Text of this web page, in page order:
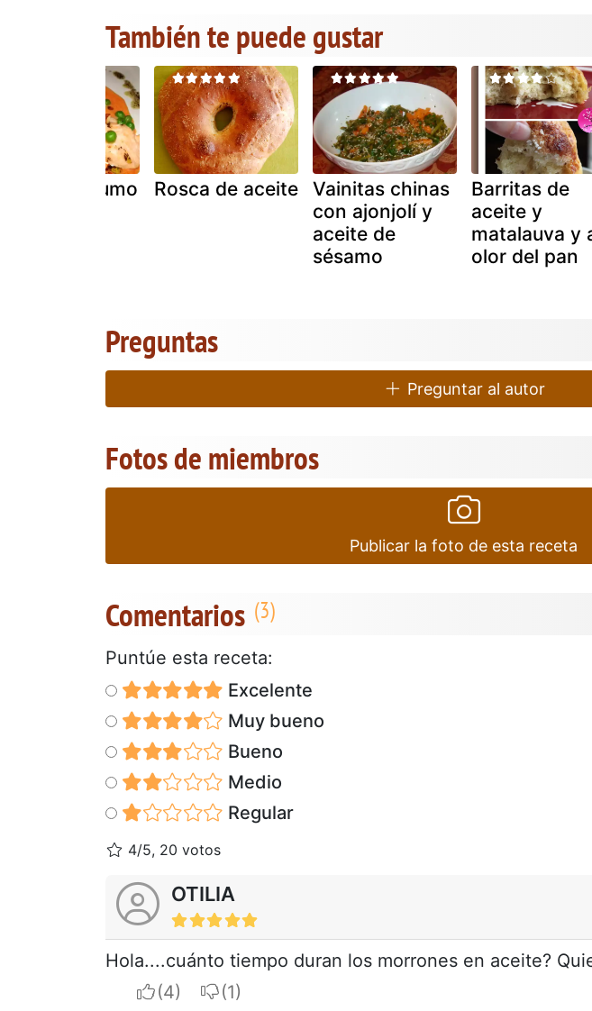
También te puede gustar
de humo Rosca de aceite
Vainitas chinas
con ajonjolí y
aceite de
sésamo
Barritas de
aceite y
matalauva y
olor del pan
Preguntas
Preguntar al autor
Fotos de miembros
Publicar la foto de esta receta
Comentarios
Puntúe esta receta:
Excelente
Muy bueno
Bueno
Medio
Regular
4/5, 20 votos
OTILIA
Hola....cuánto tiempo duran los morrones en aceite?
I apreciateI do not appreciate